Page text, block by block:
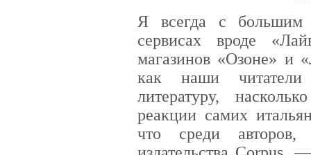
Я всегда с большим
сервисах вроде
магазинов «Озоне» и
как наши читатели
литературу,
реакции самих
что среди